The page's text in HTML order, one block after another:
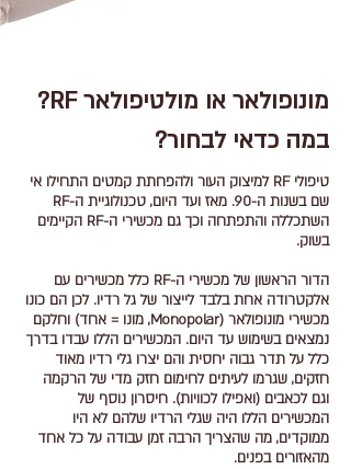
מונופולאר או מולטיפולאר RF?
במה כדאי לבחור?
טיפולי RF למיצוק העור ולהפחתת קמטים התחילו אי
שם בשנות ה-90. מאז ועד היום, טכנולוגיית ה-RF
השתכללה והתפתחה וכך גם מכשירי ה-RF הקיימים
בשוק.
הדור הראשון של מכשירי ה-RF כלל מכשירים עם
אלקטרודה אחת בלבד לייצור של גל רדיו. לכן הם כונו
מכשירי מונופולאר (Monopolar, מונו = אחד) וחלקם
נמצאים בשימוש עד היום. המכשירים הללו עבדו בדרך
כלל על תדר גבוה יחסית והם יצרו גלי רדיו מאוד
חזקים, שגרמו לעיתים לחימום חזק מדי של הרקמה
וגם לכאבים (ואפילו לכוויות). חיסרון נוסף של
המכשירים הללו היה שגלי הרדיו שלהם לא היו
ממוקדים, מה שהצריך הרבה זמן עבודה על כל אחד
מהאזורים בפנים.